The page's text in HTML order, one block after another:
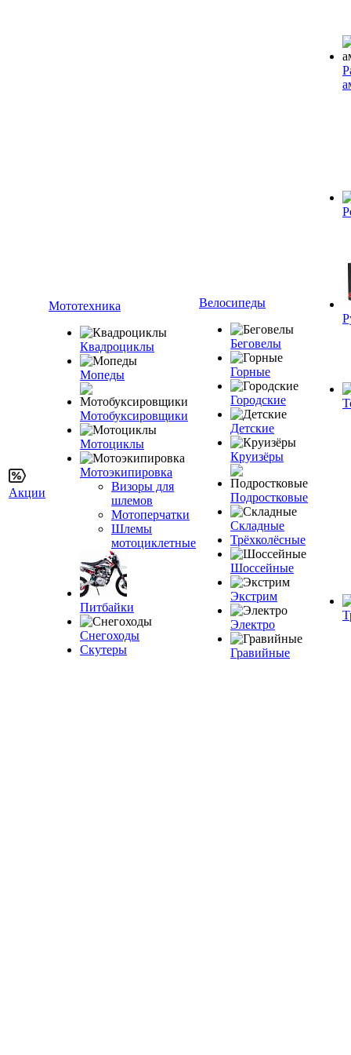
Акции
Мототехника
Квадроциклы
Мопеды
Мотобуксировщики
Мотоциклы
Мотоэкипировка
Визоры для
шлемов
Мотоперчатки
Шлемы
мотоциклетные
Питбайки
Снегоходы
Скутеры
Велосипеды
Беговелы
Горные
Городские
Детские
Круизёры
Подростковые
Складные
Трёхколёсные
Шоссейные
Экстрим
Электро
Гравийные